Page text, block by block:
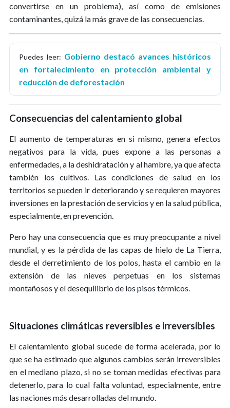
convertirse en un problema), así como de emisiones
contaminantes, quizá la más grave de las consecuencias.
Puedes leer: Gobierno destacó avances históricos
en fortalecimiento en protección ambiental y
reducción de deforestación
Consecuencias del calentamiento global
El aumento de temperaturas en si mismo, genera efectos
negativos para la vida, pues expone a las personas a
enfermedades, a la deshidratación y al hambre, ya que afecta
también los cultivos. Las condiciones de salud en los
territorios se pueden ir deteriorando y se requieren mayores
inversiones en la prestación de servicios y en la salud pública,
especialmente, en prevención.
Pero hay una consecuencia que es muy preocupante a nivel
mundial, y es la pérdida de las capas de hielo de La Tierra,
desde el derretimiento de los polos, hasta el cambio en la
extensión de las nieves perpetuas en los sistemas
montañosos y el desequilibrio de los pisos térmicos.
Situaciones climáticas reversibles e irreversibles
El calentamiento global sucede de forma acelerada, por lo
que se ha estimado que algunos cambios serán irreversibles
en el mediano plazo, si no se toman medidas efectivas para
detenerlo, para lo cual falta voluntad, especialmente, entre
las naciones más desarrolladas del mundo.